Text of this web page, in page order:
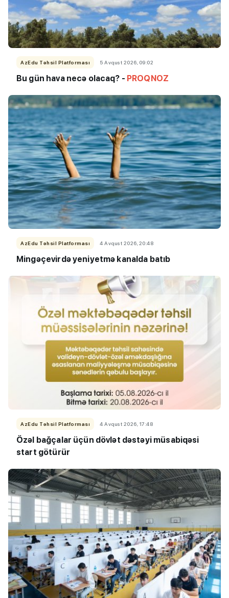
AzEdu Təhsil Platforması 5 Avqust 2026, 09:02
Bu gün hava necə olacaq? - PROQNOZ
AzEdu Təhsil Platforması 4 Avqust 2026, 20:48
Mingəçevirdə yeniyetmə kanalda batıb
AzEdu Təhsil Platforması 4 Avqust 2026, 17:48
Özəl bağçalar üçün dövlət dəstəyi müsabiqəsi
start götürür